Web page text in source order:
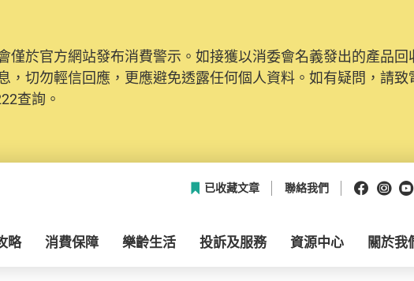
僅於官方網站發布消費警示。如接獲以消委會名義發出的產品回
，切勿輕信回應，更應避免透露任何個人資料。如有疑問，請致
查詢。
已收藏文章 聯絡我們
略 消費保障 樂齡生活 投訴及服務 資源中心 關於我